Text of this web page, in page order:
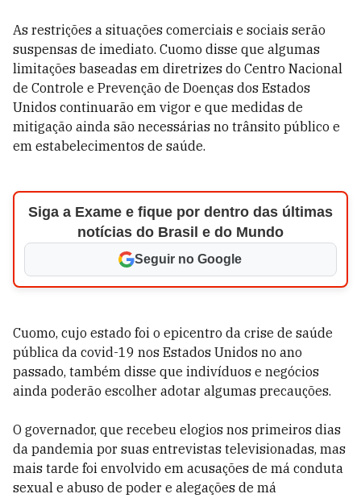
As restrições a situações comerciais e sociais serão
suspensas de imediato. Cuomo disse que algumas
limitações baseadas em diretrizes do Centro Nacional
de Controle e Prevenção de Doenças dos Estados
Unidos continuarão em vigor e que medidas de
mitigação ainda são necessárias no trânsito público e
em estabelecimentos de saúde.
Siga a Exame e fique por dentro das últimas
notícias do Brasil e do Mundo
Seguir no Google
Cuomo, cujo estado foi o epicentro da crise de saúde
pública da covid-19 nos Estados Unidos no ano
passado, também disse que indivíduos e negócios
ainda poderão escolher adotar algumas precauções.
O governador, que recebeu elogios nos primeiros dias
da pandemia por suas entrevistas televisionadas, mas
mais tarde foi envolvido em acusações de má conduta
sexual e abuso de poder e alegações de má